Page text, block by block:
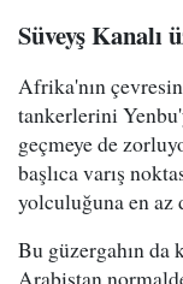
Süveyş Kanalı
Afrika'nın
tankerlerini
geçmeye de
başlıca varış
yolculuğuna en az
Bu güzergahın da
Arabistan